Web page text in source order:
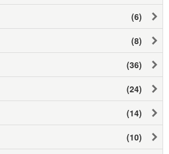
(6)
(8)
(36)
(24)
(14)
(10)